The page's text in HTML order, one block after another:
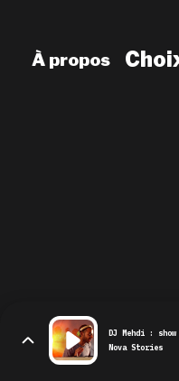
À propos
DJ Mehdi :
Nova Stories